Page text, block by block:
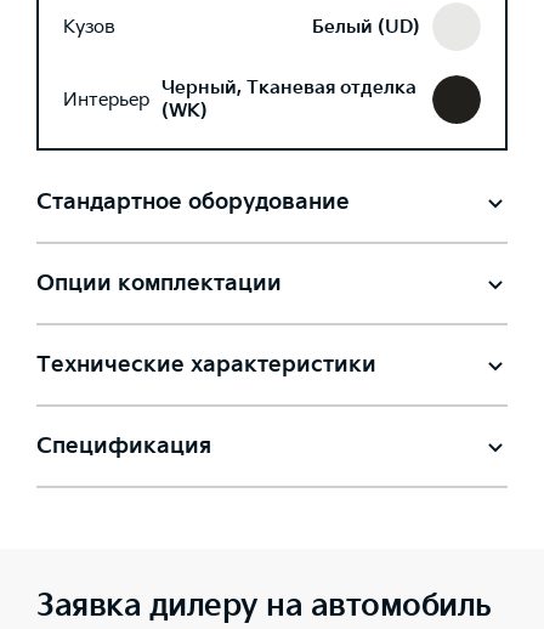
Кузов Белый (UD)
Интерьер Черный, Тканевая отделка
(WK)
Стандартное оборудование
Опции комплектации
Технические характеристики
Спецификация
Заявка дилеру на автомобиль